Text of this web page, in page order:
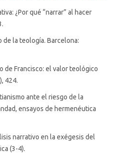
¿Por qué “narrar” al hacer
de la teología. Barcelona:
de Francisco: el valor teológico
424.
ante el riesgo de la
ensayos de hermenéutica
narrativo en la exégesis del
(3-4).